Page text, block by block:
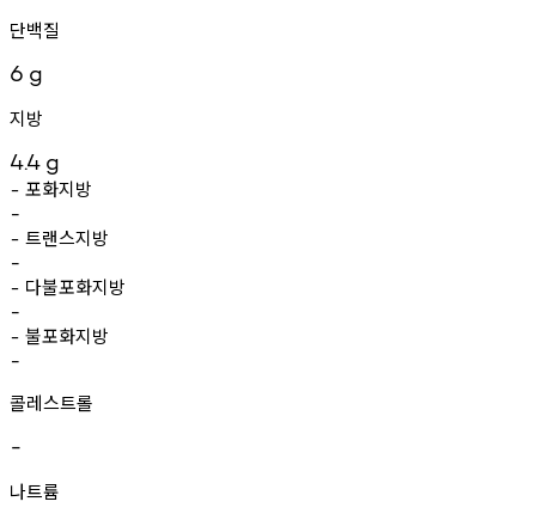
단백질
6 g
지방
4.4 g
- 포화지방
-
- 트랜스지방
-
- 다불포화지방
-
- 불포화지방
-
콜레스트롤
-
나트륨